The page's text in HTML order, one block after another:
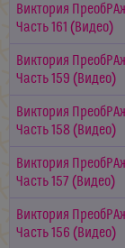
Виктория
Часть 161 (Видео)
Виктория
Часть 159 (Видео)
Виктория
Часть 158 (Видео)
Виктория
Часть 157 (Видео)
Виктория
Часть 156 (Видео)